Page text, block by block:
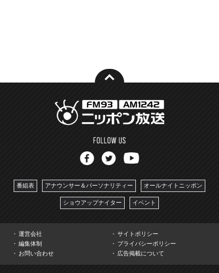
番組表 アナウンサー＆パーソナリティー オールナイトニッポン
ショウアップナイター イベント
運営会社
サイトポリシー
編集体制
プライバシーポリシー
お問い合わせ
広告掲載について